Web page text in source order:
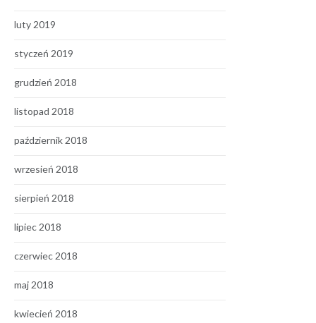
luty 2019
styczeń 2019
grudzień 2018
listopad 2018
październik 2018
wrzesień 2018
sierpień 2018
lipiec 2018
czerwiec 2018
maj 2018
kwiecień 2018